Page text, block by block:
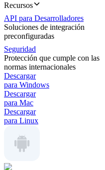
Recursos
API para Desarrolladores
Soluciones de integración
preconfiguradas
Seguridad
Protección que cumple con las
normas internacionales
Descargar
para Windows
Descargar
para Mac
Descargar
para Linux